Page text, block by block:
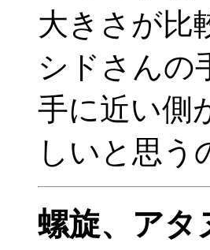
大きさが比
シドさんの
手に近い側
しいと思
螺旋、アタ